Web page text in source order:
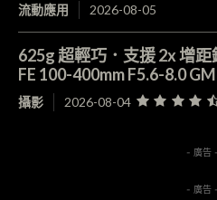
流動應用 2026-08-05
625g 超輕巧．支援 2x 增
FE 100-400mm F5.6-8.0
攝影 2026-08-04
- 廣告 -
- 廣告 -